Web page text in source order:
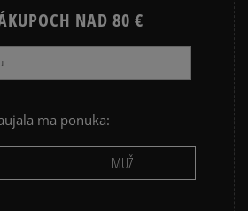
NAD 80 €
ma ponuka:
MUŽ